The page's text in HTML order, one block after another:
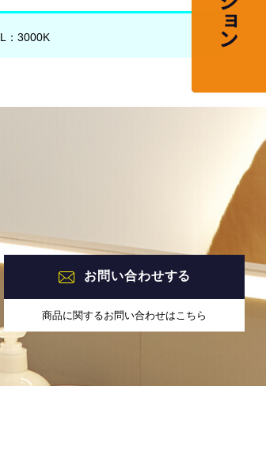
L：3000K
お問い合わせする
商品に関するお問い合わせはこちら